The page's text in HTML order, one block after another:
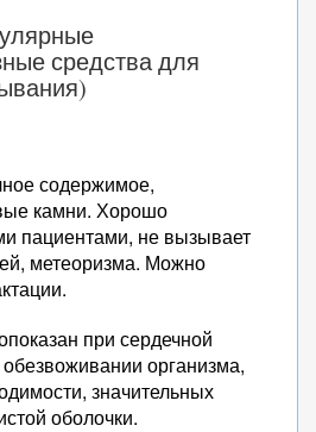
средства для
содержимое,
камни. Хорошо
пациентами, не вызывает
метеоризма. Можно
при сердечной
обезвоживании организма,
значительных
оболочки.